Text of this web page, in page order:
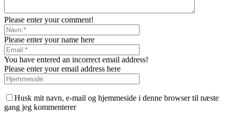
Please enter your comment!
Please enter your name here
You have entered an incorrect email address!
Please enter your email address here
Husk mit navn, e-mail og hjemmeside i denne browser til næste
gang jeg kommenterer